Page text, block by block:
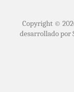
Copyright ©
desarrollado por